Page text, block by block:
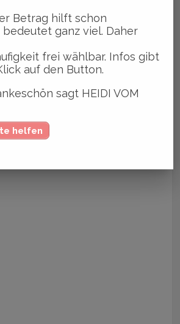
Betrag hilft schon
ganz viel. Daher
frei wählbar. Infos gibt
auf den Button.
sagt HEIDI VOM
helfen